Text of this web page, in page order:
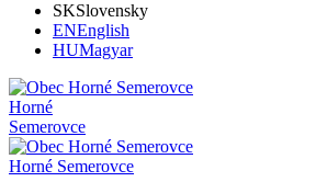
SKSlovensky
ENEnglish
HUMagyar
Horné
Semerovce
Horné Semerovce